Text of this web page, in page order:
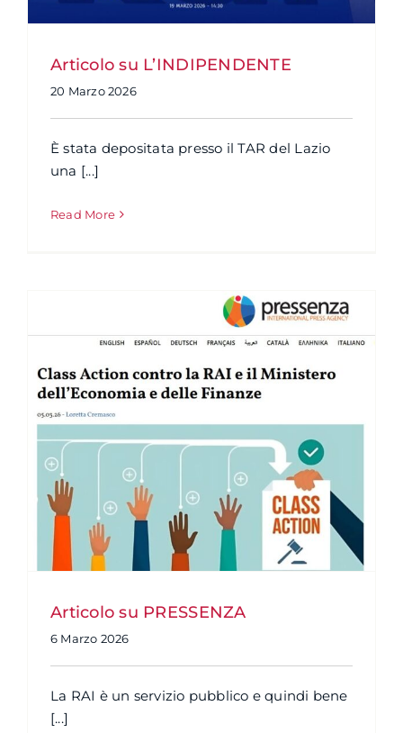
Articolo su L’INDIPENDENTE
20 Marzo 2026
È stata depositata presso il TAR del Lazio
una [...]
Read More
Articolo su PRESSENZA
6 Marzo 2026
La RAI è un servizio pubblico e quindi bene
[...]